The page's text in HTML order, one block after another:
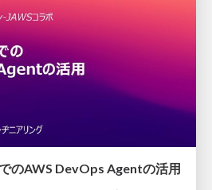
のAWS DevOps Agentの活用